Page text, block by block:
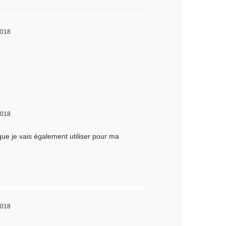
je vais également utiliser pour ma